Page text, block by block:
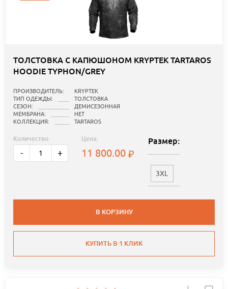
ТОЛСТОВКА С КАПЮШОНОМ KRYPTEK TARTAROS
HOODIE TYPHON/GREY
ПРОИЗВОДИТЕЛЬ:
KRYPTEK
ТИП ОДЕЖДЫ:
ТОЛСТОВКА
СЕЗОН:
ДЕМИСЕЗОННАЯ
МЕМБРАНА:
НЕТ
КОЛЛЕКЦИЯ:
TARTAROS
Количество:
- +
Цена:
11 800.00
Размер:
3XL
В КОРЗИНУ
КУПИТЬ В 1 КЛИК